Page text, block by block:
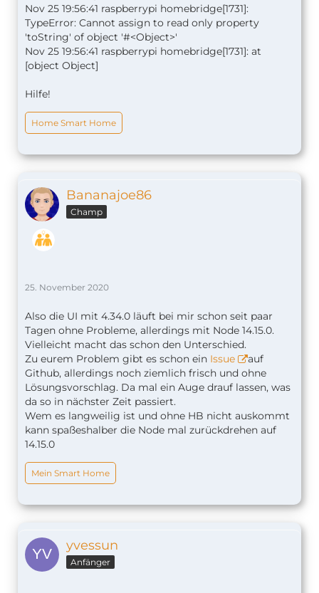
Nov 25 19:56:41 raspberrypi homebridge[1731]:
TypeError: Cannot assign to read only property
'toString' of object '#<Object>'
Nov 25 19:56:41 raspberrypi homebridge[1731]: at
[object Object]
Hilfe!
Home Smart Home
Bananajoe86
Champ
25. November 2020
Also die UI mit 4.34.0 läuft bei mir schon seit paar
Tagen ohne Probleme, allerdings mit Node 14.15.0.
Vielleicht macht das schon den Unterschied.
Zu eurem Problem gibt es schon ein Issue
auf
Github, allerdings noch ziemlich frisch und ohne
Lösungsvorschlag. Da mal ein Auge drauf lassen, was
da so in nächster Zeit passiert.
Wem es langweilig ist und ohne HB nicht auskommt
kann spaßeshalber die Node mal zurückdrehen auf
14.15.0
Mein Smart Home
yvessun
Anfänger